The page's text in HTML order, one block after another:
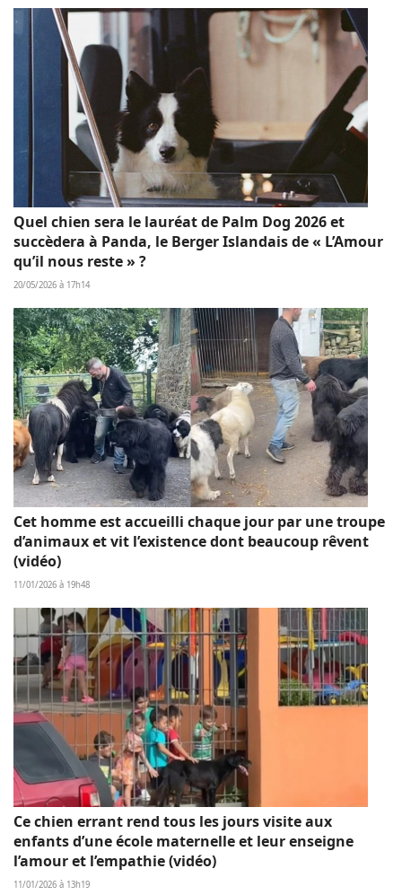
Quel chien sera le lauréat de Palm Dog 2026 et
succèdera à Panda, le Berger Islandais de « L’Amour
qu’il nous reste » ?
20/05/2026 à 17h14
Cet homme est accueilli chaque jour par une troupe
d’animaux et vit l’existence dont beaucoup rêvent
(vidéo)
11/01/2026 à 19h48
Ce chien errant rend tous les jours visite aux
enfants d’une école maternelle et leur enseigne
l’amour et l’empathie (vidéo)
11/01/2026 à 13h19